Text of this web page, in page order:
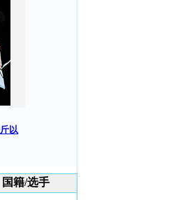
以
国籍/选手